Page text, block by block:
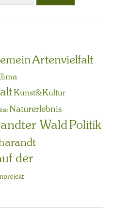
Artenvielfalt
Kunst&Kultur
Naturerlebnis
WaldPolitik
der